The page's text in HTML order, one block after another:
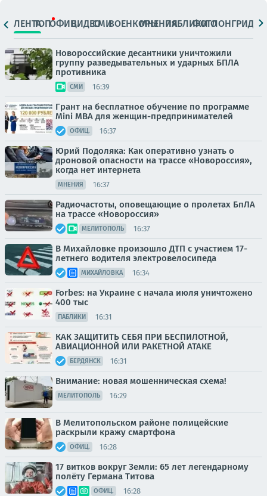
ЛЕНТАТОПОФИЦ.ВИДЕОСМИВОЕНКОРЫМНЕНИЯПАБЛИКИ
ФОТОЛОНГРИДЫ
Новороссийские десантники уничтожили
группу разведывательных и ударных БПЛА
противника
СМИ 16:39
Грант на бесплатное обучение по программе
Mini MBA для женщин-предпринимателей
ОФИЦ. 16:37
Юрий Подоляка: Как оперативно узнать о
дроновой опасности на трассе «Новороссия»,
когда нет интернета
МНЕНИЯ 16:37
Радиочастоты, оповещающие о пролетах БпЛА
на трассе «Новороссия»
МЕЛИТОПОЛЬ 16:37
В Михайловке произошло ДТП с участием 17-
летнего водителя электровелосипеда
МИХАЙЛОВКА 16:34
Forbes: на Украине с начала июля уничтожено
400 тыс
ПАБЛИКИ 16:31
КАК ЗАЩИТИТЬ СЕБЯ ПРИ БЕСПИЛОТНОЙ,
АВИАЦИОННОЙ ИЛИ РАКЕТНОЙ АТАКЕ
БЕРДЯНСК 16:31
Внимание: новая мошенническая схема!
МЕЛИТОПОЛЬ 16:29
В Мелитопольском районе полицейские
раскрыли кражу смартфона
ОФИЦ. 16:28
17 витков вокруг Земли: 65 лет легендарному
полёту Германа Титова
ОФИЦ. 16:28